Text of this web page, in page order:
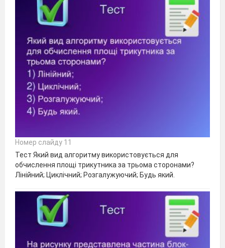
Номер слайду 11
Тест Який вид алгоритму використовується для
обчислення площі трикутника за трьома сторонами?
Лінійний; Циклічний; Розгалужуючий; Будь який.